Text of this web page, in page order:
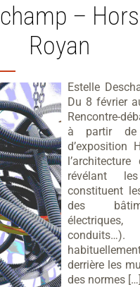
–
Royan
Estelle
Du 8 février
Rencontre-
à partir
d’exposition
révélant
constituent
des
derrière les
des normes […]